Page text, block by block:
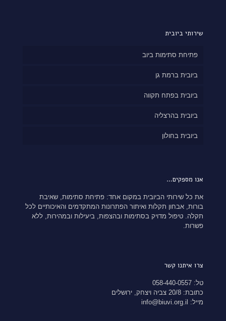
שירותי ביובית
פתיחת סתימות ביוב
ביובית ברמת גן
ביובית בפתח תקווה
ביובית בהרצליה
ביובית בחולון
אנו מספקים…
את כל שירותי הביובית במקום אחד: פתיחת סתימות, שאיבת
בורות, אבחון תקלות ואיתור הפתרונות המתקדמים והאיכותיים לכל
תקלה. טיפול מדויק בסתימות ובהצפות, ביעילות ובמהירות, ללא
פשרות.
צרו איתנו קשר
טל: 058-440-0557
כתובת: 20/8 צביה ויצחק, ירושלים
מייל: info@biuvi.org.il